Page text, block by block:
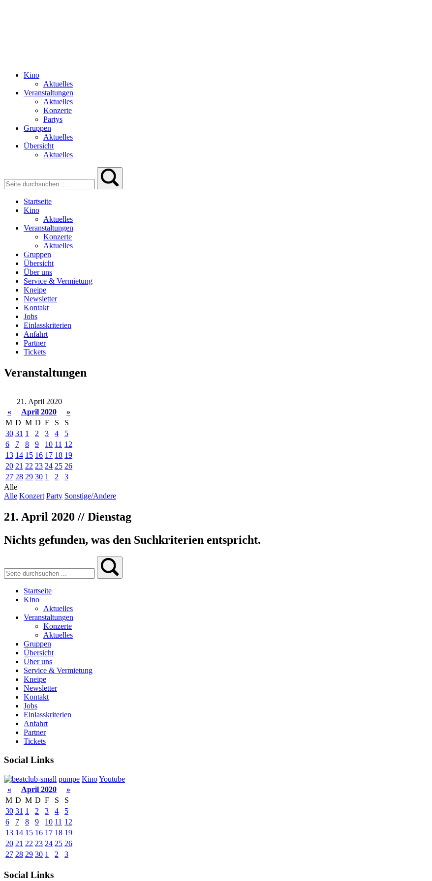
Kino
Aktuelles
Veranstaltungen
Aktuelles
Konzerte
Partys
Gruppen
Aktuelles
Übersicht
Aktuelles
Startseite
Kino
Aktuelles
Veranstaltungen
Konzerte
Aktuelles
Gruppen
Übersicht
Über uns
Service & Vermietung
Kneipe
Newsletter
Kontakt
Jobs
Einlasskriterien
Anfahrt
Partner
Tickets
Veranstaltungen
21. April 2020
«
April 2020
»
M D M D F S
S
30 31 1 2 3 4
5
6
7 8 9 10 11 12
13 14 15 16 17 18 19
20 21 22 23 24 25 26
27 28 29 30 1 2
3
Alle
Alle Konzert Party Sonstige/Andere
21. April 2020 // Dienstag
Nichts gefunden, was den Suchkriterien entspricht.
Startseite
Kino
Aktuelles
Veranstaltungen
Konzerte
Aktuelles
Gruppen
Übersicht
Über uns
Service & Vermietung
Kneipe
Newsletter
Kontakt
Jobs
Einlasskriterien
Anfahrt
Partner
Tickets
Social Links
pumpe KinoYoutube
«
April 2020
»
M D M D F S
S
30 31 1 2 3 4
5
6
7 8 9 10 11 12
13 14 15 16 17 18 19
20 21 22 23 24 25 26
27 28 29 30 1 2 3
Social Links